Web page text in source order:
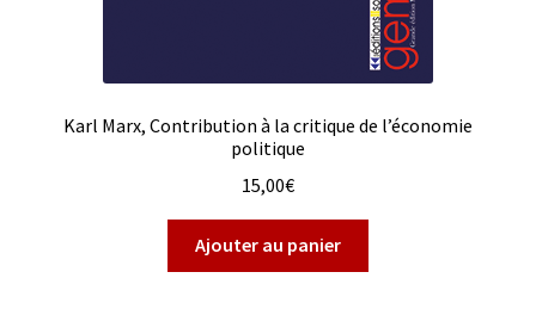
Karl Marx, Contribution à la critique de l’économie
politique
15,00€
Ajouter au panier